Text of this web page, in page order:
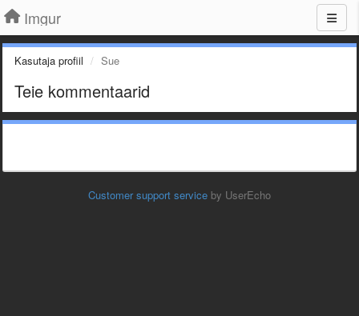
Imgur
Kasutaja profiil Sue
Teie kommentaarid
Customer support service by UserEcho